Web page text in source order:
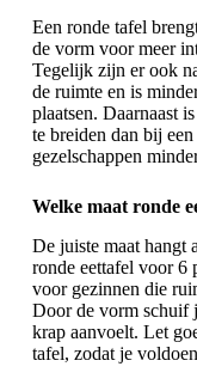
Een ronde tafel
de vorm voor meer
Tegelijk zijn er ook
de ruimte en is
plaatsen. Daarnaast
te breiden dan bij
gezelschappen
Welke maat ronde
De juiste maat hangt
ronde eettafel voor 6
voor gezinnen die
Door de vorm schuif
krap aanvoelt. Let
tafel, zodat je